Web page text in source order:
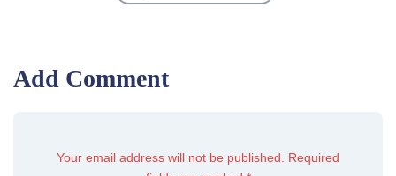
Add Comment
Your email address will not be published. Required